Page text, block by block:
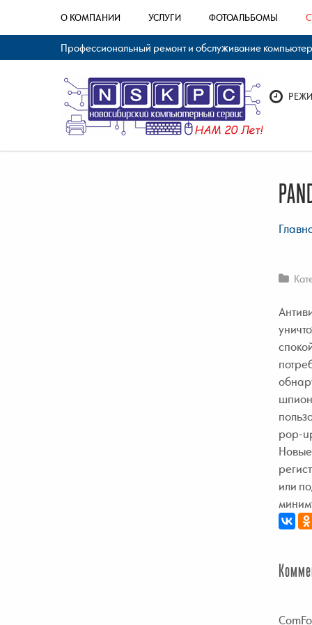
О КОМПАНИИ УСЛУГИ ФОТОАЛЬБОМЫ
Профессиональный ремонт и обслуживание
pop-
или